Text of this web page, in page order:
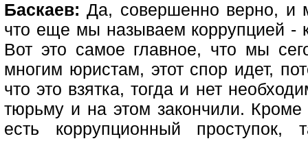
Баскаев: Да, совершенно верно, и
что еще мы называем коррупцией -
Вот это самое главное, что мы
многим юристам, этот спор идет,
что это взятка, тогда и нет
тюрьму и на этом закончили.
есть коррупционный проступок,